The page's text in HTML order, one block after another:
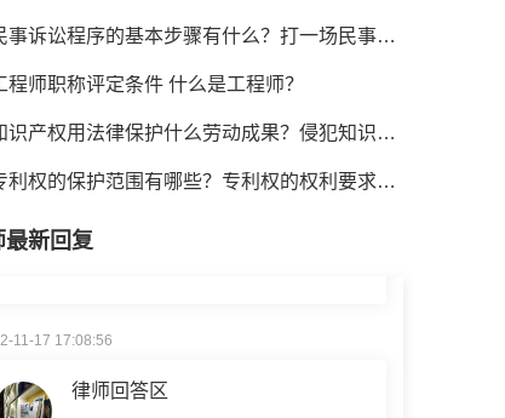
事诉讼程序的基本步骤有什么？打一场民事诉讼多少钱？
程师职称评定条件 什么是工程师？
产权用法律保护什么劳动成果？侵犯知识产权赔偿标准是怎样的？
利权的保护范围有哪些？专利权的权利要求解释原则
最新回复
11-14 09:48:30
律师回答区
律师回答区